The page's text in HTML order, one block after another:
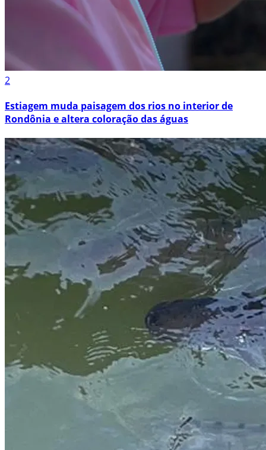
2
Estiagem muda paisagem dos rios no interior de
Rondônia e altera coloração das águas